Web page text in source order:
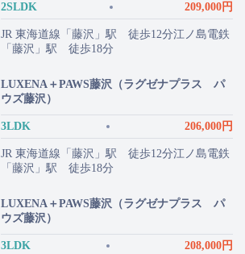
2SLDK 209,000円
JR 東海道線「藤沢」駅 徒歩12分江ノ島電鉄
「藤沢」駅 徒歩18分
LUXENA＋PAWS藤沢（ラグゼナプラス パ
ウズ藤沢）
3LDK 206,000円
JR 東海道線「藤沢」駅 徒歩12分江ノ島電鉄
「藤沢」駅 徒歩18分
LUXENA＋PAWS藤沢（ラグゼナプラス パ
ウズ藤沢）
3LDK 208,000円